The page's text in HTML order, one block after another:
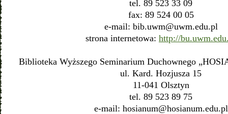
tel. 89 523 33 09
fax: 89 524 00 05
e-mail: bib.uwm@uwm.edu.pl
strona internetowa: http://
Biblioteka Wyższego Seminarium Duchownego
ul. Kard. Hozjusza 15
11-041 Olsztyn
tel. 89 523 89 75
e-mail: hosianum@hosianum.edu.pl